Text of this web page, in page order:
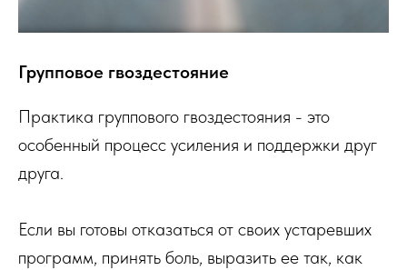
Групповое гвоздестояние
Практика группового гвоздестояния - это
особенный процесс усиления и поддержки друг
друга.
Если вы готовы отказаться от своих устаревших
программ, принять боль, выразить ее так, как